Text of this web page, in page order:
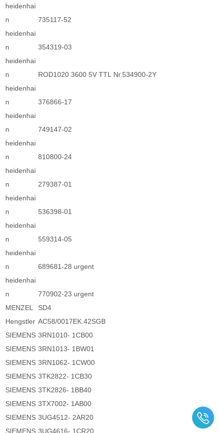
heidenhai
n
735117-52
heidenhai
n
354319-03
heidenhai
n
ROD1020 3600 5V TTL Nr.534900-2Y
heidenhai
n
376866-17
heidenhai
n
749147-02
heidenhai
n
810800-24
heidenhai
n
279387-01
heidenhai
n
536398-01
heidenhai
n
559314-05
heidenhai
n
689681-28 urgent
heidenhai
n
770902-23 urgent
MENZEL
SD4
Hengstler AC58/0017EK.42SGB
SIEMENS 3RN1010- 1CB00
SIEMENS 3RN1013- 1BW01
SIEMENS 3RN1062- 1CW00
SIEMENS 3TK2822- 1CB30
SIEMENS 3TK2826- 1BB40
SIEMENS 3TX7002- 1AB00
SIEMENS 3UG4512- 2AR20
SIEMENS 3UG4616- 1CR20